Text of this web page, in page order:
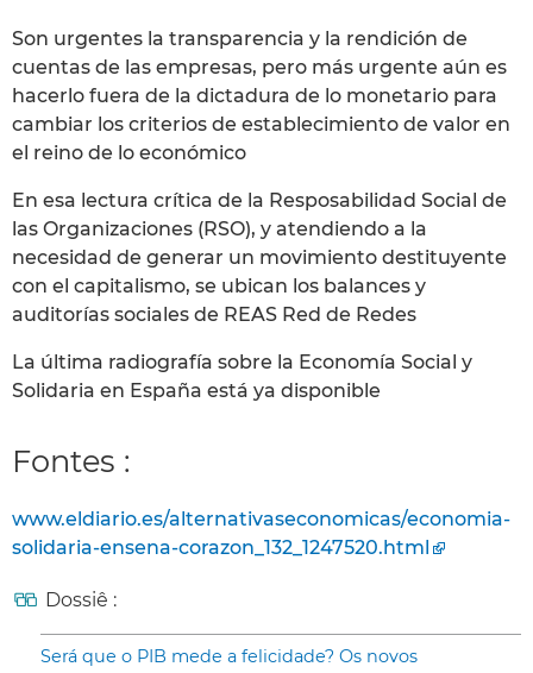
Son urgentes la transparencia y la rendición de
cuentas de las empresas, pero más urgente aún es
hacerlo fuera de la dictadura de lo monetario para
cambiar los criterios de establecimiento de valor en
el reino de lo económico
En esa lectura crítica de la Resposabilidad Social de
las Organizaciones (RSO), y atendiendo a la
necesidad de generar un movimiento destituyente
con el capitalismo, se ubican los balances y
auditorías sociales de REAS Red de Redes
La última radiografía sobre la Economía Social y
Solidaria en España está ya disponible
Fontes :
www.eldiario.es/alternativaseconomicas/economia-
solidaria-ensena-corazon_132_1247520.html
Dossiê :
Será que o PIB mede a felicidade? Os novos